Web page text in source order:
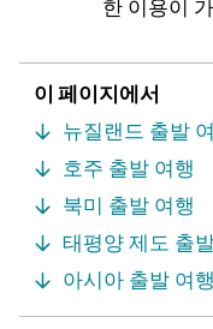
한 이용이
이 페이지에서
뉴질랜드 출발
호주 출발 여행
북미 출발 여행
태평양 제도 출
아시아 출발 여행